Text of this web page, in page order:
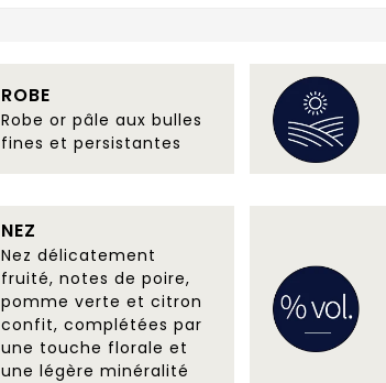
ROBE
Robe or pâle aux bulles
fines et persistantes
NEZ
Nez délicatement
fruité, notes de poire,
pomme verte et citron
confit, complétées par
une touche florale et
une légère minéralité